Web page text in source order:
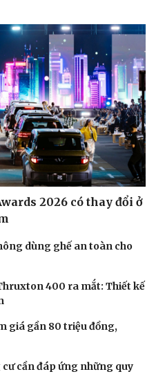
Podcast
Câu chuyện thời sự
Kể chuyện cho bé
2026 có thay đổi ở
dùng ghế an toàn cho
400 ra mắt: Thiết kế
giá gần 80 triệu đồng,
cần đáp ứng những quy